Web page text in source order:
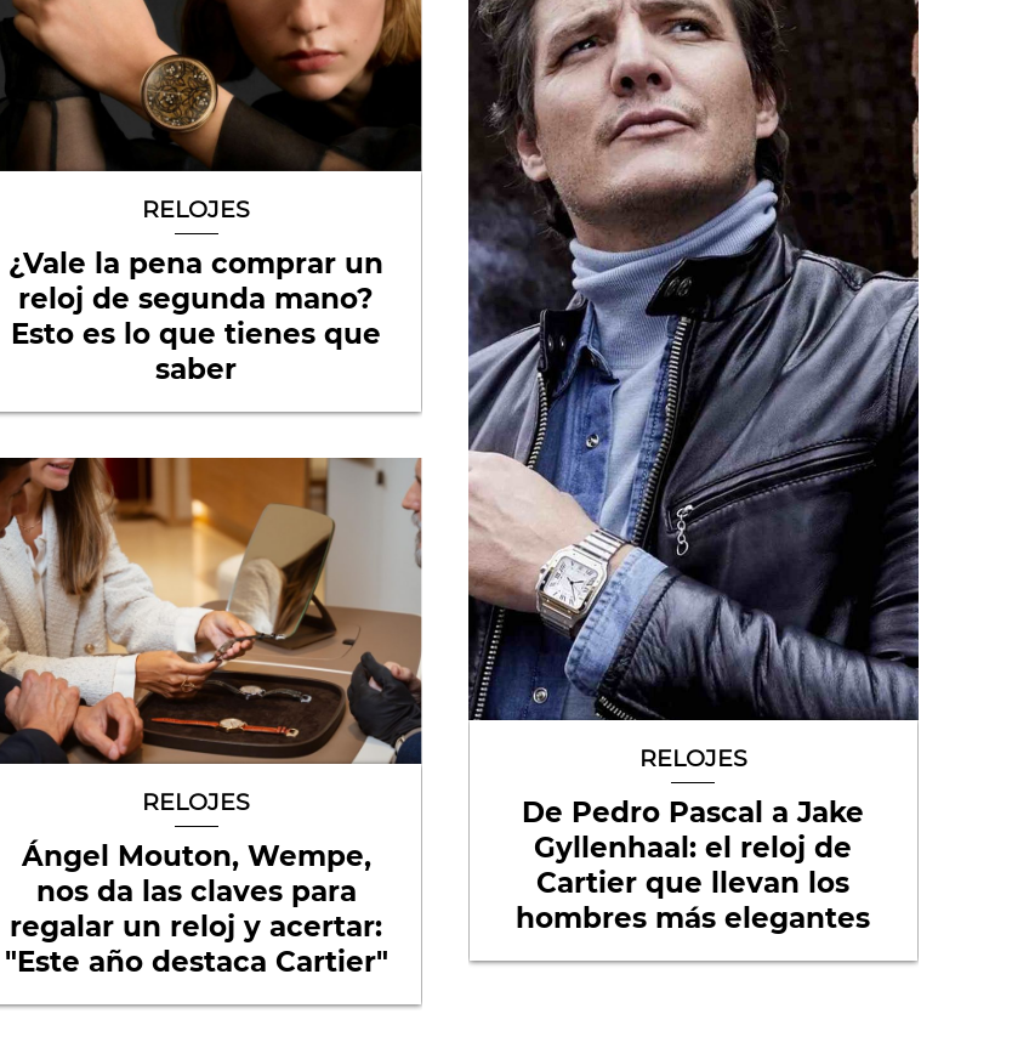
RELOJES
¿Vale la pena comprar un
reloj de segunda mano?
Esto es lo que tienes que
saber
RELOJES
Ángel Mouton, Wempe,
nos da las claves para
regalar un reloj y acertar:
"Este año destaca Cartier"
RELOJES
De Pedro Pascal a Jake
Gyllenhaal: el reloj de
Cartier que llevan los
hombres más elegantes